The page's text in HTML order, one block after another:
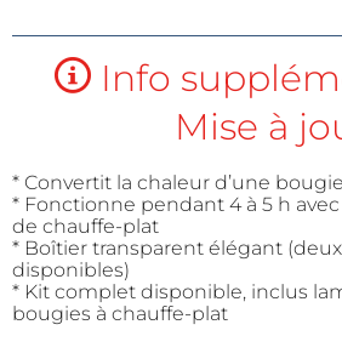
Info
Mise à
* Convertit la chaleur d’une
* Fonctionne pendant 4 à 5 h
de chauffe-plat
* Boîtier transparent élégant
disponibles)
* Kit complet disponible, inclus
bougies à chauffe-plat